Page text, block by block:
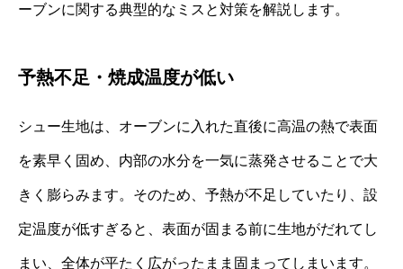
ーブンに関する典型的なミスと対策を解説します。
予熱不足・焼成温度が低い
シュー生地は、オーブンに入れた直後に高温の熱で表面
を素早く固め、内部の水分を一気に蒸発させることで大
きく膨らみます。そのため、予熱が不足していたり、設
定温度が低すぎると、表面が固まる前に生地がだれてし
まい、全体が平たく広がったまま固まってしまいます。